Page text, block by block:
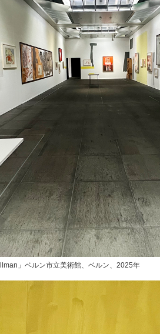
」ベルン市立美術館、ベルン、2025年